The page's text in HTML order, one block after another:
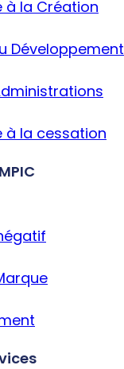
à la Création
Développement
à la cessation